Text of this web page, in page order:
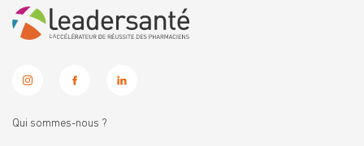
Qui sommes-nous ?